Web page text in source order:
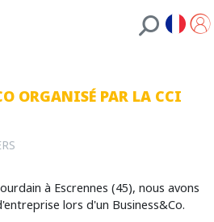
ORGANISÉ PAR LA CCI
à Escrennes (45), nous avons
lors d'un Business&Co.